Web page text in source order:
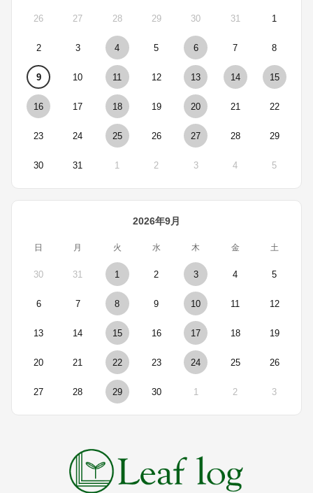
26 27 28 29 30 31 1
2 3 4 5 6 7 8
9 10 11 12 13 14 15
16 17 18 19 20 21 22
23 24 25 26 27 28 29
30 31 1 2 3 4 5
2026年9月
日 月 火 水 木 金 土
30 31 1 2 3 4 5
6 7 8 9 10 11 12
13 14 15 16 17 18 19
20 21 22 23 24 25 26
27 28 29 30 1 2 3